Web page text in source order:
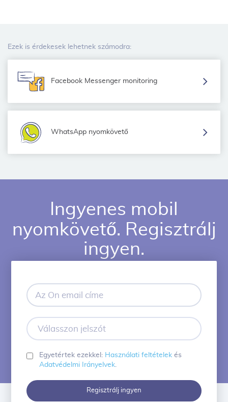
Ezek is érdekesek lehetnek számodra:
Facebook Messenger monitoring
WhatsApp nyomkövető
Ingyenes mobil
nyomkövető. Regisztrálj
ingyen.
címe
Egyetértek ezekkel: Használati feltételekés
Adatvédelmi Irányelvek.
Regisztrálj ingyen